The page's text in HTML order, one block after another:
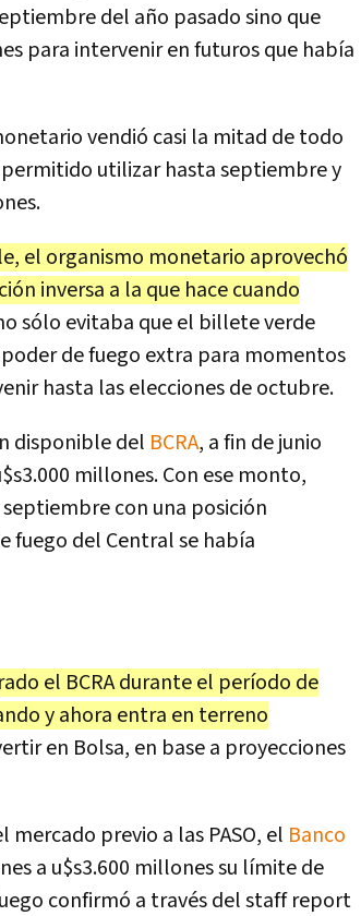
del año pasado sino que
para intervenir en futuros que había
vendió casi la mitad de todo
utilizar hasta septiembre y
el organismo monetario aprovechó
inversa a la que hace cuando
sólo evitaba que el billete verde
de fuego extra para momentos
hasta las elecciones de octubre.
disponible del BCRA, a fin de junio
millones. Con ese monto,
con una posición
fuego del Central se había
el BCRA durante el período de
y ahora entra en terreno
en Bolsa, en base a proyecciones
previo a las PASO, el Banco
a u$s3.600 millones su límite de
confirmó a través del staff report